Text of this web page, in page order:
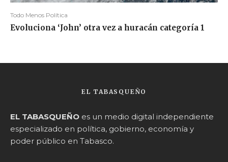
Todo Menos Política
Evoluciona ‘John’ otra vez a huracán categoría 1
EL TABASQUEÑO
EL TABASQUEÑO es un medio digital independiente
especializado en política, gobierno, economía y
poder público en Tabasco.